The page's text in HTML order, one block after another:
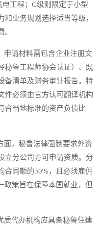
工程；C级则限定于小型
和业务规划选择适当等级，
申请材料需包含企业注册文
秘鲁工程师协会认证）、既
备清单及财务审计报告。特
件必须由官方认可翻译机构
合当地标准的资产负债比
面，秘鲁法律强制要求外资
立分公司方可申请资质。分
合同额的30%，且必须雇佣
政策旨在保障本国就业，但
质代办机构应具备秘鲁住建